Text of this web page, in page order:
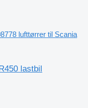
lufttørrer til Scania
lastbil